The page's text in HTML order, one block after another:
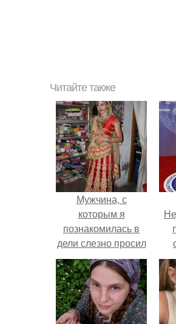
Читайте также
Мужчина, с
которым я
познакомилась в
дели слезно просил
заехать к ним в
гости и провести
время с его семьей.